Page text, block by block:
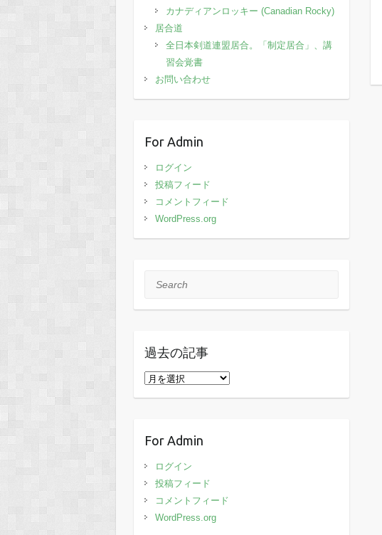
カナディアンロッキー (Canadian Rocky)
居合道
全日本剣道連盟居合。「制定居合」、講
習会覚書
お問い合わせ
For Admin
ログイン
投稿フィード
コメントフィード
WordPress.org
Search
過去の記事
過
事
For Admin
ログイン
投稿フィード
コメントフィード
WordPress.org